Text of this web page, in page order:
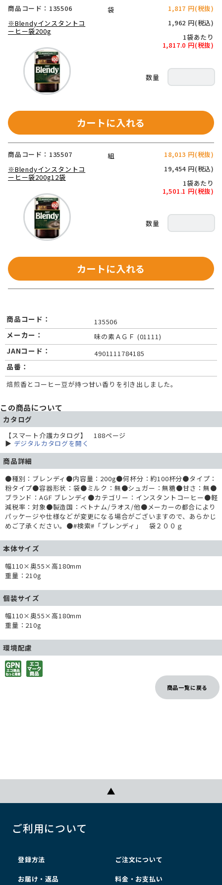
商品コード：135506
※Blendyインスタントコ
ーヒー袋200g
袋
1,817 円(税抜)
1,962 円(税込)
1袋あたり
1,817.0 円(税抜)
カートに入れる
商品コード：135507
※Blendyインスタントコ
ーヒー袋200g12袋
組
18,013 円(税抜)
19,454 円(税込)
1袋あたり
1,501.1 円(税抜)
カートに入れる
商品コード： 135506
メーカー： 味の素ＡＧＦ (01111)
JANコード： 4901111784185
品番：
焙煎香とコーヒー豆が持つ甘い香りを引き出しました。
この商品について
カタログ
【スマート介護カタログ】 188ページ
▶ デジタルカタログを開く
商品詳細
●種別：ブレンディ●内容量：200g●何杯分：約100杯分●タイプ：
粉タイプ●容器形状：袋●ミルク：無●シュガー：無糖●甘さ：無●
ブランド：AGF ブレンディ●カテゴリー：インスタントコーヒー●軽
減税率：対象●製造国：ベトナム/ラオス/他●メーカーの都合により
パッケージや仕様などが変更になる場合がございますので、あらかじ
めご了承ください。●#検索#「ブレンディ」 袋２００ｇ
本体サイズ
幅110×奥55×高180mm
重量：210g
個装サイズ
幅110×奥55×高180mm
重量：210g
環境配慮
商品一覧に戻る
ご利用について
登録方法 ご注文について
お届け・返品 料金・お支払い